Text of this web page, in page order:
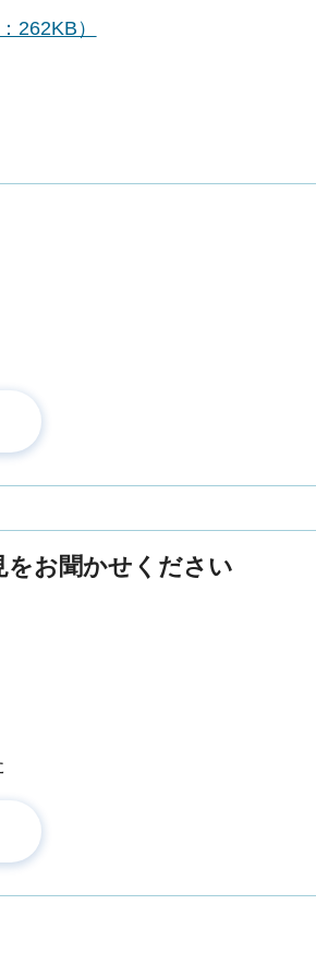
262KB）
お聞かせください